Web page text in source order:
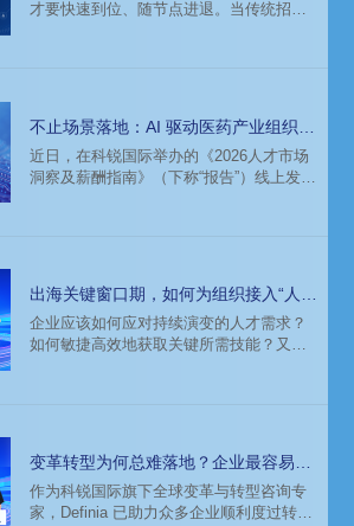
才要快速到位、随节点进退。当传统招聘
不止场景落地：AI 驱动医药产业组织深
层变革
近日，在科锐国际举办的《2026人才市场
洞察及薪酬指南》（下称“报告”）线上发布
与组织形态的深层重构，成为决定企业未
来竞争力的关键变量。
出海关键窗口期，如何为组织接入“人才
外挂”？
企业应该如何应对持续演变的人才需求？
如何敏捷高效地获取关键所需技能？又该
Tom 认为 “独立顾问Contractor服务” 或许
是一个值得关注的解决方案。基于自身的
观察与实践，Tom 为正处于技术变革或海
外拓展阶段的企业提供了一些
变革转型为何总难落地？企业最容易忽
视的三大管理盲区
作为科锐国际旗下全球变革与转型咨询专
家，Definia 已助力众多企业顺利度过转型